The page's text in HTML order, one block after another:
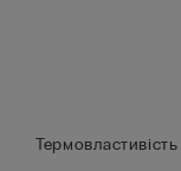
Термовластивість